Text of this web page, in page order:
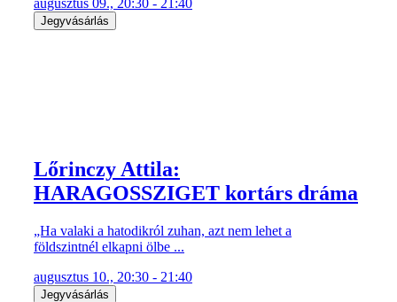
Jegyvásárlás
Lőrinczy Attila:
HARAGOSSZIGET kortárs dráma
„Ha valaki a hatodikról zuhan, azt nem lehet a
földszintnél elkapni ölbe ...
augusztus 10., 20:30 - 21:40
Jegyvásárlás